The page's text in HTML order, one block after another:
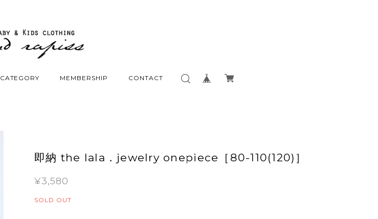
CATEGORY MEMBERSHIP CONTACT
即納 the lala．jewelry onepiece［80-110(120)］
¥3,580
SOLD OUT